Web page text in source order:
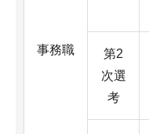
事務職
第2
次選
考